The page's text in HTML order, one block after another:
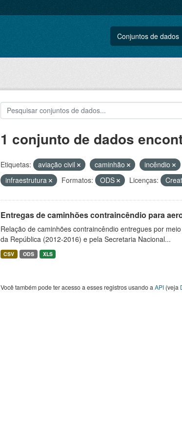
Conjuntos de dados
1 conjunto de dados
Etiquetas: aviação civil caminhão incêndio
infraestrutura
Formatos: ODS Licenças:
Entregas de caminhões contraincêndio para
Relação de caminhões contraincêndio entregues por
da República (2012-2016) e pela Secretaria Nacional...
CSV ODS XLS
Você também pode ter acesso a esses registros usando a API(veja